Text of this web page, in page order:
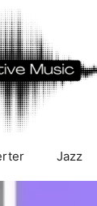
Jazz